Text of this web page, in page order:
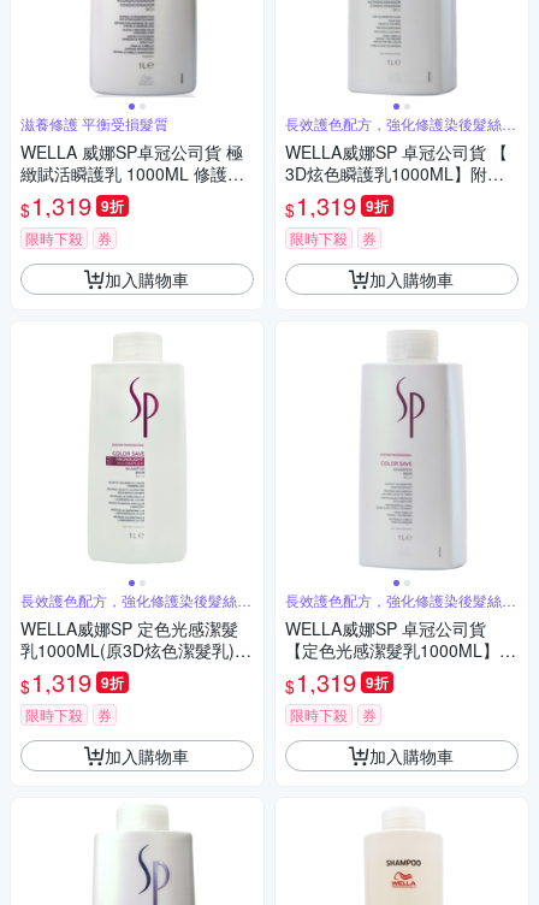
滋養修護 平衡受損髮質
WELLA 威娜SP卓冠公司貨 極
緻賦活瞬護乳 1000ML 修護平
衡受損髮質
$1,319 9折
限時下殺 券
加入購物車
長效護色配方，強化修護染後髮絲，
持久艷色
WELLA威娜SP 定色光感潔髮
乳1000ML(原3D炫色潔髮乳)卓
冠公司貨
$1,319 9折
限時下殺 券
加入購物車
長效護色配方，強化修護染後髮絲，
持久艷色
WELLA威娜SP 卓冠公司貨 【
3D炫色瞬護乳1000ML】附壓
頭
$1,319 9折
限時下殺 券
加入購物車
長效護色配方，強化修護染後髮絲，
持久艷色
WELLA威娜SP 卓冠公司貨
【定色光感潔髮乳1000ML】
『原 3D炫色潔髮乳』
$1,319 9折
限時下殺 券
加入購物車